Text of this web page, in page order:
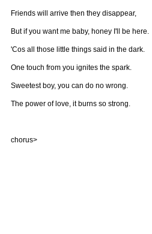
Friends will arrive then they disappear,
But if you want me baby, honey I'll be here.
'Cos all those little things said in the dark.
One touch from you ignites the spark.
Sweetest boy, you can do no wrong.
The power of love, it burns so strong.
chorus>